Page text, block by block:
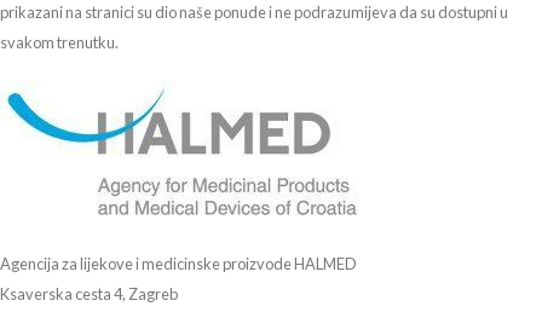
prikazani na stranici su dio naše ponude i ne podrazumijeva da su dostupni u
svakom trenutku.
Agencija za lijekove i medicinske proizvode HALMED
Ksaverska cesta 4, Zagreb